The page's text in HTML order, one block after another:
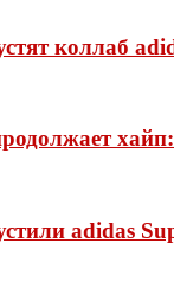
коллаб
adidas